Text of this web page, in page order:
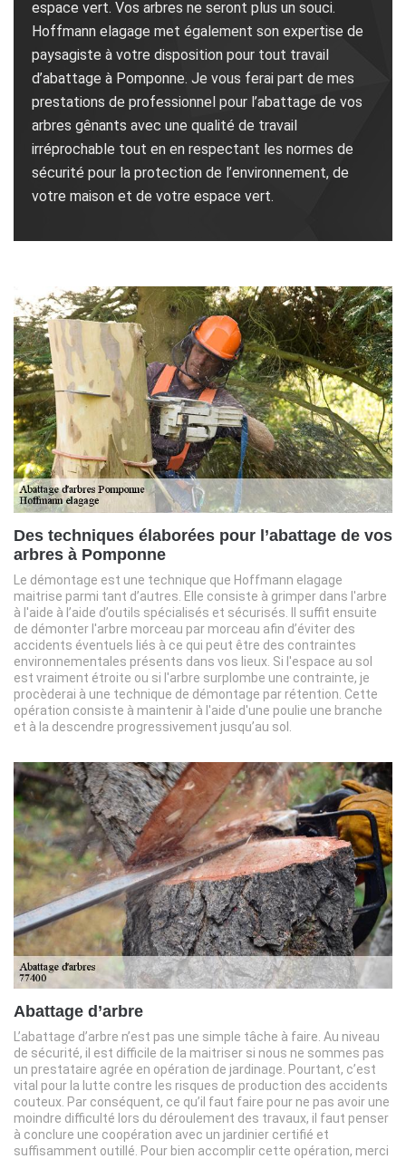
espace vert. Vos arbres ne seront plus un souci.
Hoffmann elagage met également son expertise de
paysagiste à votre disposition pour tout travail
d’abattage à Pomponne. Je vous ferai part de mes
prestations de professionnel pour l’abattage de vos
arbres gênants avec une qualité de travail
irréprochable tout en en respectant les normes de
sécurité pour la protection de l’environnement, de
votre maison et de votre espace vert.
Des techniques élaborées pour l’abattage de vos
arbres à Pomponne
Le démontage est une technique que Hoffmann elagage
maitrise parmi tant d’autres. Elle consiste à grimper dans l'arbre
à l'aide à l’aide d’outils spécialisés et sécurisés. Il suffit ensuite
de démonter l'arbre morceau par morceau afin d’éviter des
accidents éventuels liés à ce qui peut être des contraintes
environnementales présents dans vos lieux. Si l'espace au sol
est vraiment étroite ou si l'arbre surplombe une contrainte, je
procèderai à une technique de démontage par rétention. Cette
opération consiste à maintenir à l'aide d'une poulie une branche
et à la descendre progressivement jusqu’au sol.
Abattage d’arbre
L’abattage d’arbre n’est pas une simple tâche à faire. Au niveau
de sécurité, il est difficile de la maitriser si nous ne sommes pas
un prestataire agrée en opération de jardinage. Pourtant, c’est
vital pour la lutte contre les risques de production des accidents
couteux. Par conséquent, ce qu’il faut faire pour ne pas avoir une
moindre difficulté lors du déroulement des travaux, il faut penser
à conclure une coopération avec un jardinier certifié et
suffisamment outillé. Pour bien accomplir cette opération, merci